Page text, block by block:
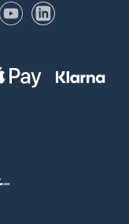
YouTubeLinkedIn